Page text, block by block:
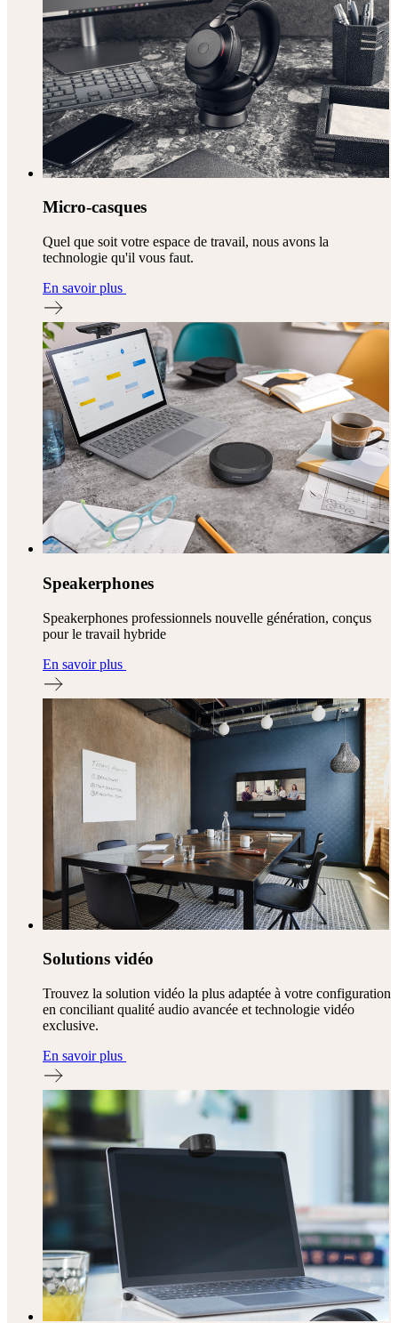
Micro-casques
Quel que soit votre espace de travail, nous avons la
technologie qu'il vous faut.
En savoir plus
Speakerphones
Speakerphones professionnels nouvelle génération, conçus
pour le travail hybride
En savoir plus
Solutions vidéo
Trouvez la solution vidéo la plus adaptée à votre configuration
en conciliant qualité audio avancée et technologie vidéo
exclusive.
En savoir plus